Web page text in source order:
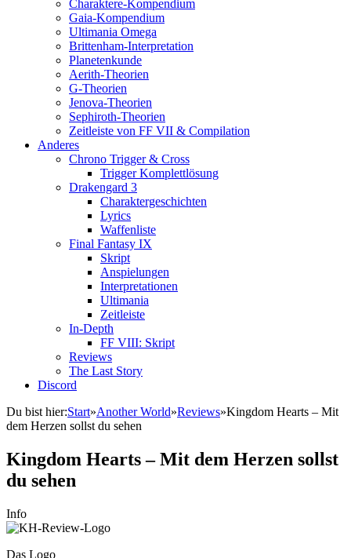
Charaktere-Kompendium
Gaia-Kompendium
Ultimania Omega
Brittenham-Interpretation
Planetenkunde
Aerith-Theorien
G-Theorien
Jenova-Theorien
Sephiroth-Theorien
Zeitleiste von FF VII & Compilation
Anderes
Chrono Trigger & Cross
Trigger Komplettlösung
Drakengard 3
Charaktergeschichten
Lyrics
Waffenliste
Final Fantasy IX
Skript
Anspielungen
Interpretationen
Ultimania
Zeitleiste
In-Depth
FF VIII: Skript
Reviews
The Last Story
Discord
Du bist hier:Start»Another World»Reviews»Kingdom Hearts – Mit
dem Herzen sollst du sehen
Kingdom Hearts – Mit dem Herzen sollst
du sehen
Info
Das Logo